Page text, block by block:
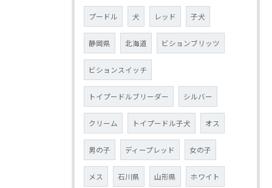
プードル 犬 レッド 子犬
静岡県 北海道 ビションブリッツ
ビションスイッチ
トイプードルブリーダー シルバー
クリーム トイプードル子犬 オス
男の子 ディープレッド 女の子
メス 石川県 山形県 ホワイト